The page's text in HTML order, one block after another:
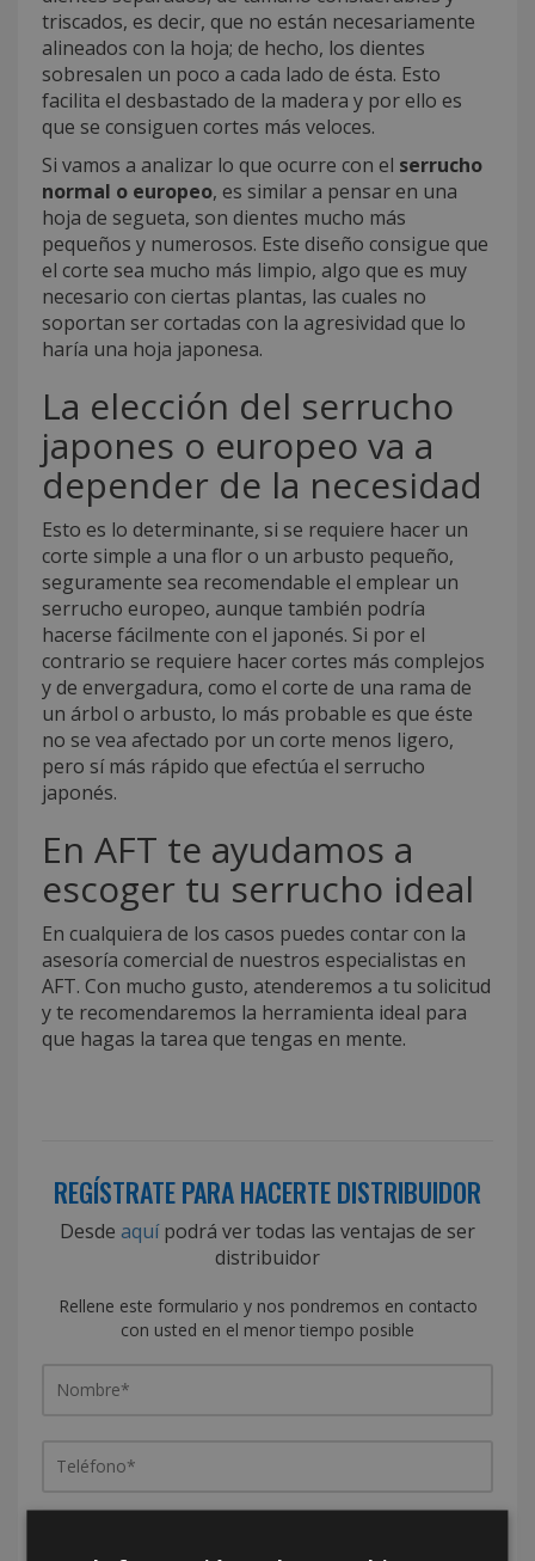
triscados, es decir, que no están necesariamente
alineados con la hoja; de hecho, los dientes
sobresalen un poco a cada lado de ésta. Esto
facilita el desbastado de la madera y por ello es
que se consiguen cortes más veloces.
Si vamos a analizar lo que ocurre con el serrucho
normal o europeo, es similar a pensar en una
hoja de segueta, son dientes mucho más
pequeños y numerosos. Este diseño consigue que
el corte sea mucho más limpio, algo que es muy
necesario con ciertas plantas, las cuales no
soportan ser cortadas con la agresividad que lo
haría una hoja japonesa.
La elección del serrucho
japones o europeo va a
depender de la necesidad
Esto es lo determinante, si se requiere hacer un
corte simple a una flor o un arbusto pequeño,
seguramente sea recomendable el emplear un
serrucho europeo, aunque también podría
hacerse fácilmente con el japonés. Si por el
contrario se requiere hacer cortes más complejos
y de envergadura, como el corte de una rama de
un árbol o arbusto, lo más probable es que éste
no se vea afectado por un corte menos ligero,
pero sí más rápido que efectúa el serrucho
japonés.
En AFT te ayudamos a
escoger tu serrucho ideal
En cualquiera de los casos puedes contar con la
asesoría comercial de nuestros especialistas en
AFT. Con mucho gusto, atenderemos a tu solicitud
y te recomendaremos la herramienta ideal para
que hagas la tarea que tengas en mente.
REGÍSTRATE PARA HACERTE DISTRIBUIDOR
Desde aquípodrá ver todas las ventajas de ser
distribuidor
Rellene este formulario y nos pondremos en contacto
con usted en el menor tiempo posible